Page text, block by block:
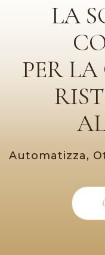
LA
PER
Automatizza,